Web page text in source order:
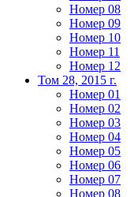
Номер 08
Номер 09
Номер 10
Номер 11
Номер 12
Том 28, 2015 г.
Номер 01
Номер 02
Номер 03
Номер 04
Номер 05
Номер 06
Номер 07
Номер 08